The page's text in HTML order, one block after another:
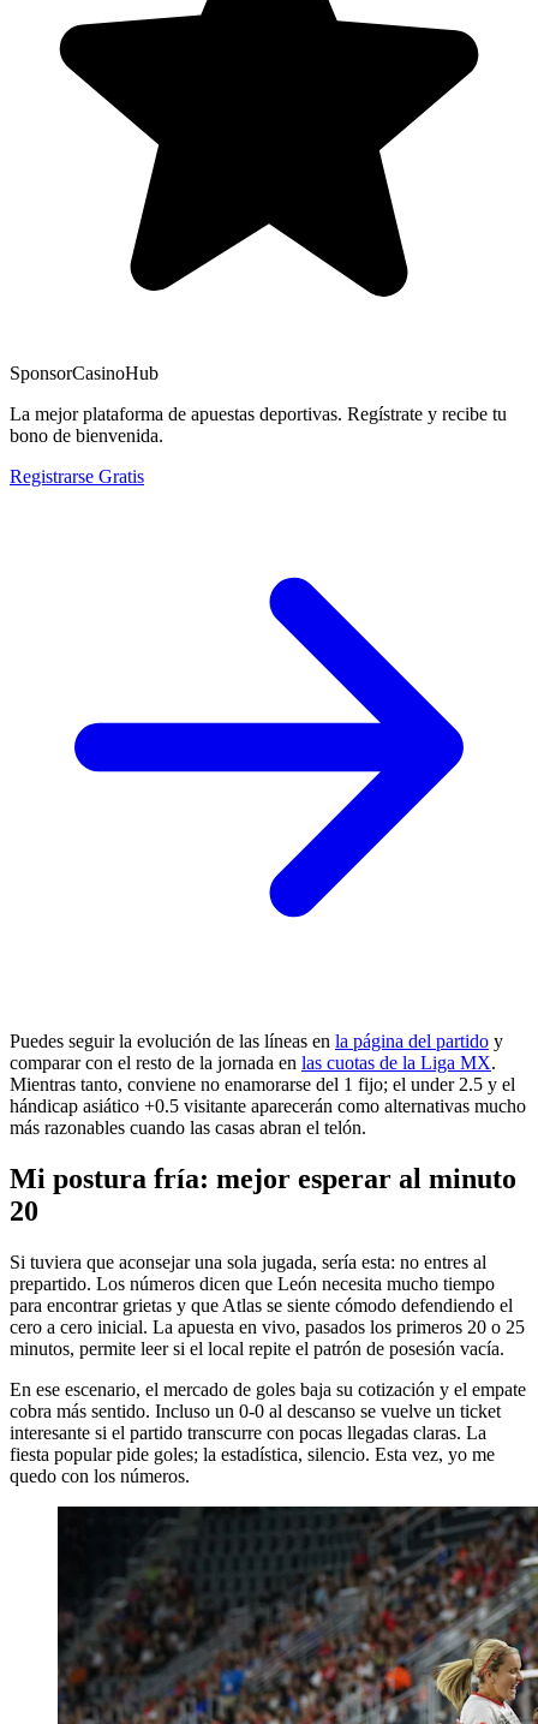
SponsorCasinoHub
La mejor plataforma de apuestas deportivas. Regístrate y recibe tu
bono de bienvenida.
Registrarse Gratis
Puedes seguir la evolución de las líneas en la página del partido y
comparar con el resto de la jornada en las cuotas de la Liga MX.
Mientras tanto, conviene no enamorarse del 1 fijo; el under 2.5 y el
hándicap asiático +0.5 visitante aparecerán como alternativas mucho
más razonables cuando las casas abran el telón.
Mi postura fría: mejor esperar al minuto
20
Si tuviera que aconsejar una sola jugada, sería esta: no entres al
prepartido. Los números dicen que León necesita mucho tiempo
para encontrar grietas y que Atlas se siente cómodo defendiendo el
cero a cero inicial. La apuesta en vivo, pasados los primeros 20 o 25
minutos, permite leer si el local repite el patrón de posesión vacía.
En ese escenario, el mercado de goles baja su cotización y el empate
cobra más sentido. Incluso un 0-0 al descanso se vuelve un ticket
interesante si el partido transcurre con pocas llegadas claras. La
fiesta popular pide goles; la estadística, silencio. Esta vez, yo me
quedo con los números.